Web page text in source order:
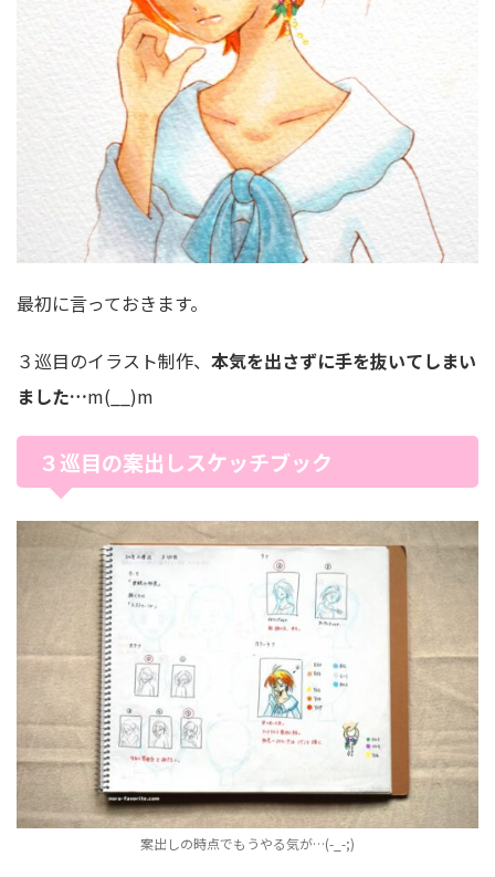
最初に言っておきます。
３巡目のイラスト制作、 本気を出さずに手を抜いてしまい
ました…m(__)m
３巡目の案出しスケッチブック
案出しの時点でもうやる気が…(-_-;)